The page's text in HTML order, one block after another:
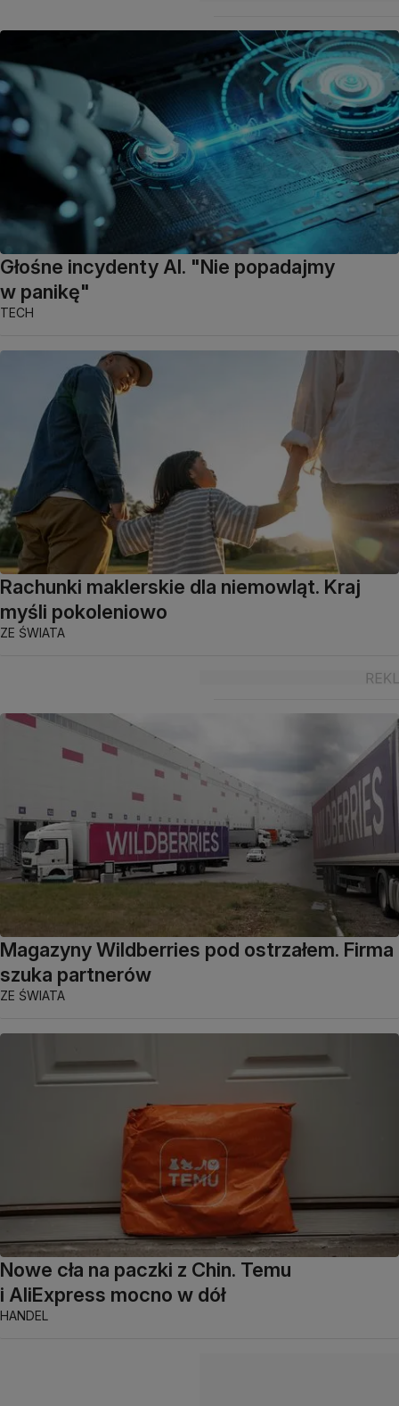
Głośne incydenty AI. "Nie popadajmy
w panikę"
TECH
Rachunki maklerskie dla niemowląt. Kraj
myśli pokoleniowo
ZE ŚWIATA
Magazyny Wildberries pod ostrzałem. Firma
szuka partnerów
ZE ŚWIATA
Nowe cła na paczki z Chin. Temu
i AliExpress mocno w dół
HANDEL